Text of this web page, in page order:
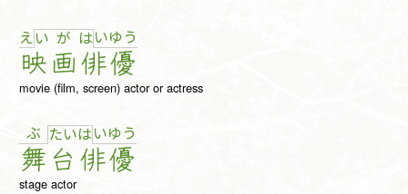
え い
映
が
画
はい
俳
ゆ う
優
movie (film, screen) actor or actress
ぶ
舞
たい
台
は い
俳
ゆ う
優
stage actor